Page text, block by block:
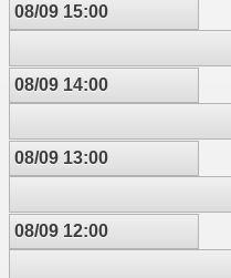
08/09 15:00
08/09 14:00
08/09 13:00
08/09 12:00